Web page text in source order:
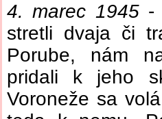
4. marec 1945-
stretli dvaja či
Porube, nám
pridali k jeho
Voroneže sa